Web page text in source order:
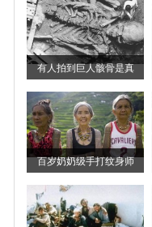
有人拍到巨人骸骨是真
百岁奶奶级手打纹身师